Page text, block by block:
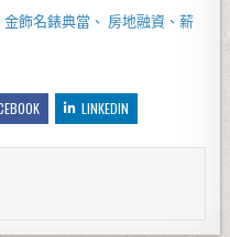
飾名錶典當、 房地融資、薪
LINKEDIN